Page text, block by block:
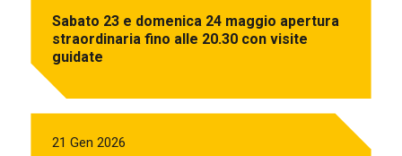
Sabato 23 e domenica 24 maggio apertura
straordinaria fino alle 20.30 con visite
guidate
21 Gen 2026